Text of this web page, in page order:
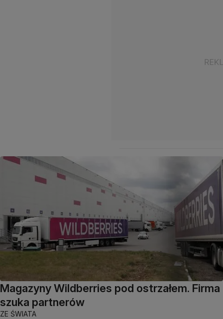
Magazyny Wildberries pod ostrzałem. Firma
szuka partnerów
ZE ŚWIATA